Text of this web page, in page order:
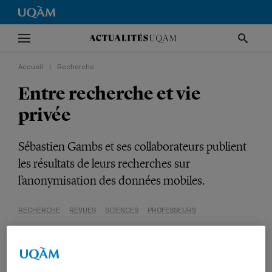
Accueil Recherche
Entre recherche et vie
privée
Sébastien Gambs et ses collaborateurs publient
les résultats de leurs recherches sur
l’anonymisation des données mobiles.
RECHERCHE REVUES SCIENCES PROFESSEURS